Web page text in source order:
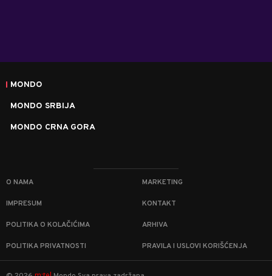
MONDO
MONDO SRBIJA
MONDO CRNA GORA
O NAMA MARKETING
IMPRESUM KONTAKT
POLITIKA O KOLAČIĆIMA ARHIVA
POLITIKA PRIVATNOSTI PRAVILA I USLOVI KORIŠĆENJA